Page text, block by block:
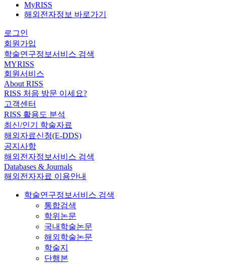
MyRISS
해외전자정보 바로가기
로그인
회원가입
학술연구정보서비스 검색
MYRISS
회원서비스
About RISS
RISS 처음 방문 이세요?
고객센터
RISS 활용도 분석
최신/인기 학술자료
해외자료신청(E-DDS)
공지사항
해외전자정보서비스 검색
Databases & Journals
해외전자자료 이용안내
학술연구정보서비스 검색
통합검색
학위논문
국내학술논문
해외학술논문
학술지
단행본